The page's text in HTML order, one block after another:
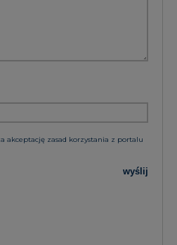
akceptację zasad korzystania z portalu
wyślij